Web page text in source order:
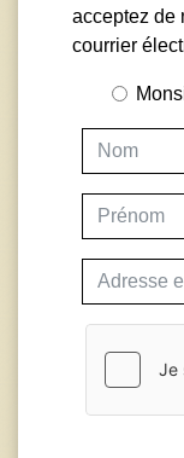
acceptez de
courrier